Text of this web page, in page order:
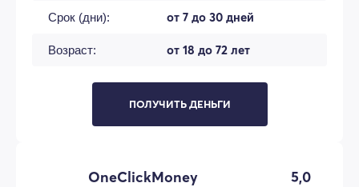
Срок (дни): от 7 до 30 дней
Возраст: от 18 до 72 лет
ПОЛУЧИТЬ ДЕНЬГИ
OneClickMoney 5,0